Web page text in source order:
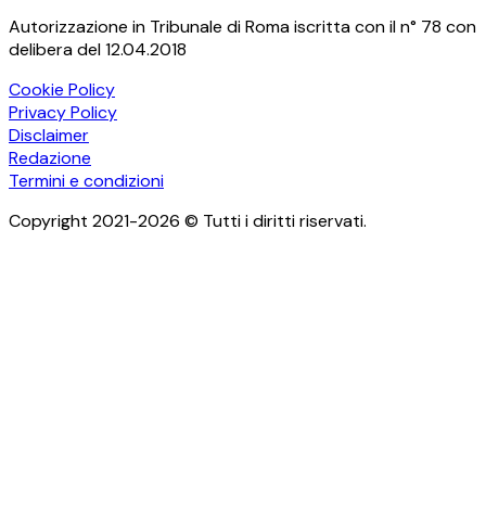
Autorizzazione in Tribunale di Roma iscritta con il n° 78 con
delibera del 12.04.2018
Cookie Policy
Privacy Policy
Disclaimer
Redazione
Termini e condizioni
Copyright 2021-2026 © Tutti i diritti riservati.